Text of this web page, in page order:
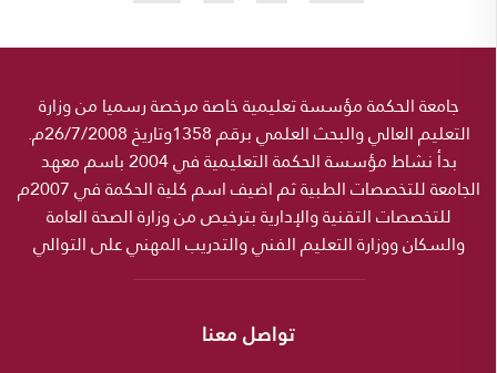
جامعة الحكمة مؤسسة تعليمية خاصة مرخصة رسميا من وزارة
التعليم العالي والبحث العلمي برقم 1358وتاريخ 26/7/2008م.
بدأ نشاط مؤسسة الحكمة التعليمية في 2004 باسم معهد
الجامعة للتخصصات الطبية ثم اضيف اسم كلية الحكمة في 2007م
للتخصصات التقنية والإدارية بترخيص من وزارة الصحة العامة
والسكان ووزارة التعليم الفني والتدريب المهني على التوالي
تواصل معنا